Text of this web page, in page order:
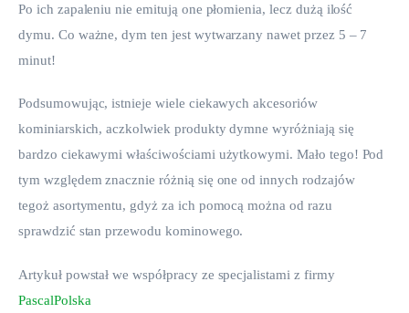
Po ich zapaleniu nie emitują one płomienia, lecz dużą ilość
dymu. Co ważne, dym ten jest wytwarzany nawet przez 5 – 7
minut!
Podsumowując, istnieje wiele ciekawych akcesoriów
kominiarskich, aczkolwiek produkty dymne wyróżniają się
bardzo ciekawymi właściwościami użytkowymi. Mało tego! Pod
tym względem znacznie różnią się one od innych rodzajów
tegoż asortymentu, gdyż za ich pomocą można od razu
sprawdzić stan przewodu kominowego.
Artykuł powstał we współpracy ze specjalistami z firmy
PascalPolska